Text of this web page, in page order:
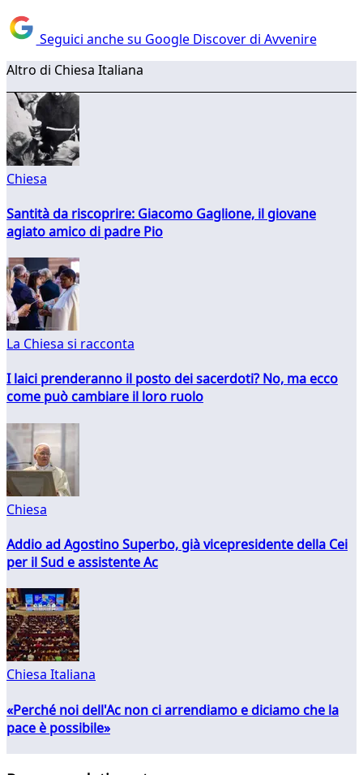
Seguici anche su Google Discover di Avvenire
Altro di Chiesa Italiana
Chiesa
Santità da riscoprire: Giacomo Gaglione, il giovane
agiato amico di padre Pio
La Chiesa si racconta
I laici prenderanno il posto dei sacerdoti? No, ma ecco
come può cambiare il loro ruolo
Chiesa
Addio ad Agostino Superbo, già vicepresidente della Cei
per il Sud e assistente Ac
Chiesa Italiana
«Perché noi dell'Ac non ci arrendiamo e diciamo che la
pace è possibile»